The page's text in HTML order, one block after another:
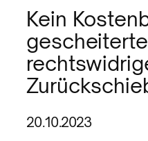
Kein
20.10.2023